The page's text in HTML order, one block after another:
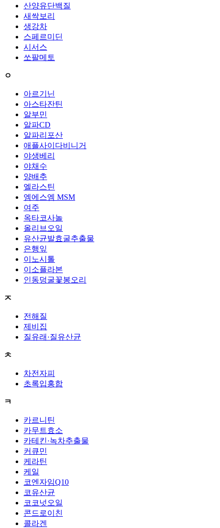
산양유단백질
새싹보리
생강차
스페르미딘
시서스
쏘팔메토
ㅇ
아르기닌
아스타잔틴
알부민
알파CD
알파리포산
애플사이다비니거
야생베리
야채수
양배추
엘라스틴
엠에스엠 MSM
여주
옥타코사놀
올리브오일
유산균발효굴추출물
은행잎
이노시톨
이소플라본
인동덩굴꽃봉오리
ㅈ
전해질
제비집
질유래·질유산균
ㅊ
차전자피
초록입홍합
ㅋ
카르니틴
카무트효소
카테킨·녹차추출물
커큐민
케라틴
케일
코엔자임Q10
코유산균
코코넛오일
콘드로이친
콜라겐